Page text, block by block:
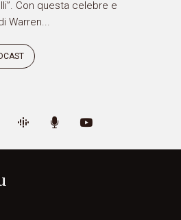
Con questa celebre e
Warren...